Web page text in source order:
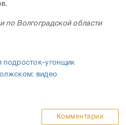
Волгоградской области
подросток-угонщик
видео
Комментарии